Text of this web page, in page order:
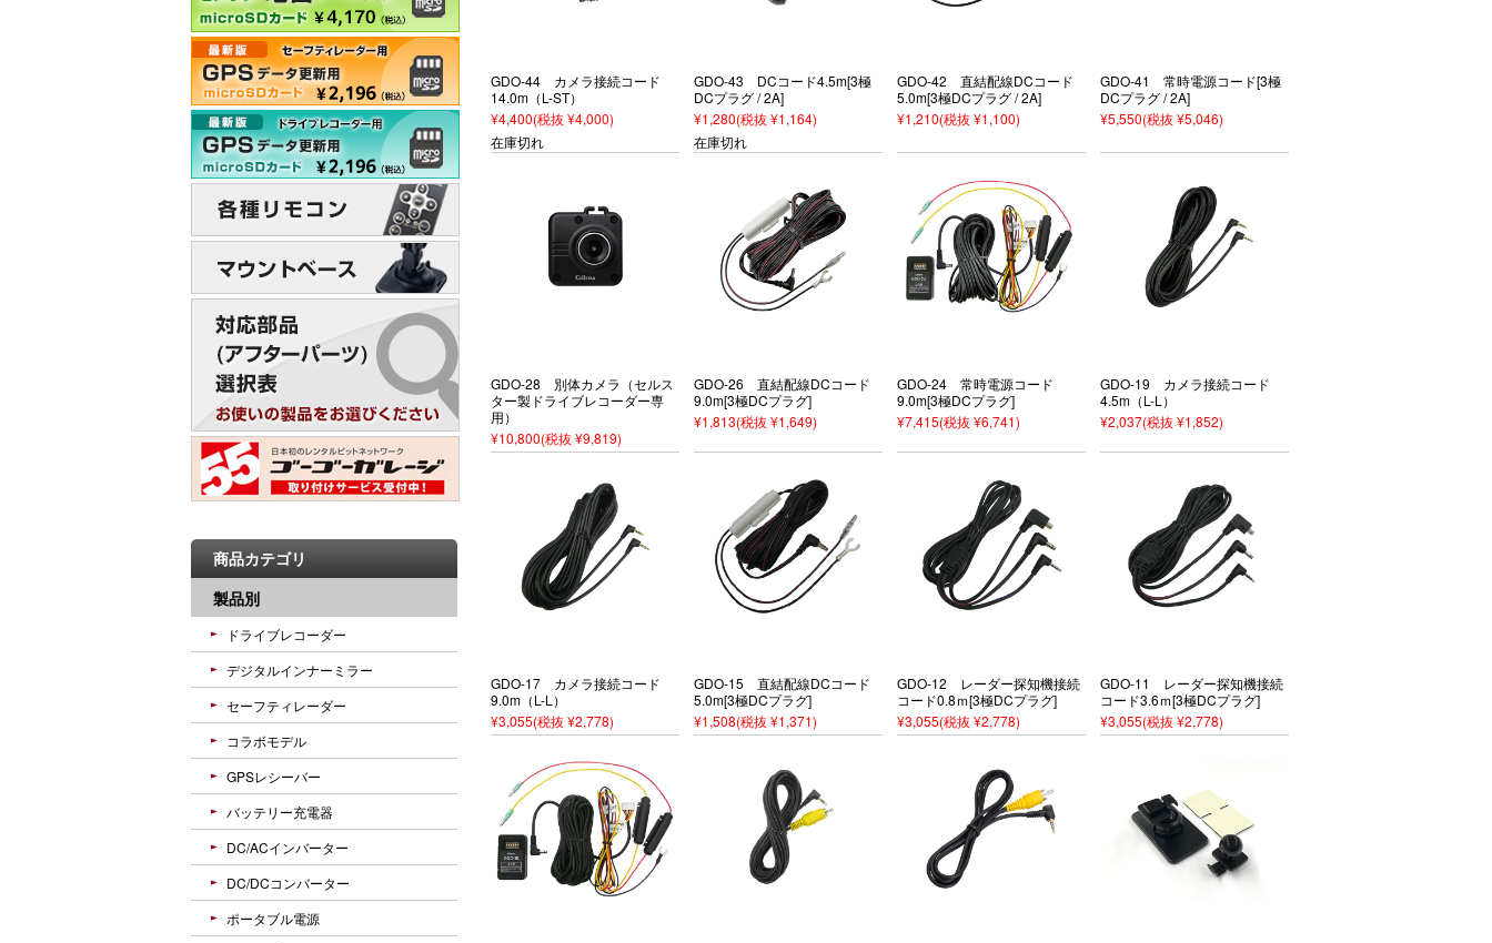
GDO-44 カメラ接続コード
14.0m（L-ST）
¥4,400(税抜 ¥4,000)
在庫切れ
GDO-43 DCコード4.5m[3極
DCプラグ / 2A]
¥1,280(税抜 ¥1,164)
在庫切れ
GDO-42 直結配線DCコード
5.0m[3極DCプラグ / 2A]
¥1,210(税抜 ¥1,100)
GDO-41 常時電源コード[3極
DCプラグ / 2A]
¥5,550(税抜 ¥5,046)
GDO-28 別体カメラ（セルス
ター製ドライブレコーダー専
用）
¥10,800(税抜 ¥9,819)
GDO-26 直結配線DCコード
9.0m[3極DCプラグ]
¥1,813(税抜 ¥1,649)
GDO-24 常時電源コード
9.0m[3極DCプラグ]
¥7,415(税抜 ¥6,741)
GDO-19 カメラ接続コード
4.5m（L-L）
¥2,037(税抜 ¥1,852)
GDO-17 カメラ接続コード
9.0m（L-L）
¥3,055(税抜 ¥2,778)
GDO-15 直結配線DCコード
5.0m[3極DCプラグ]
¥1,508(税抜 ¥1,371)
GDO-12 レーダー探知機接続
コード0.8ｍ[3極DCプラグ]
¥3,055(税抜 ¥2,778)
GDO-11 レーダー探知機接続
コード3.6ｍ[3極DCプラグ]
¥3,055(税抜 ¥2,778)
商品カテゴリ
製品別
ドライブレコーダー
デジタルインナーミラー
セーフティレーダー
コラボモデル
GPSレシーバー
バッテリー充電器
DC/ACインバーター
DC/DCコンバーター
ポータブル電源